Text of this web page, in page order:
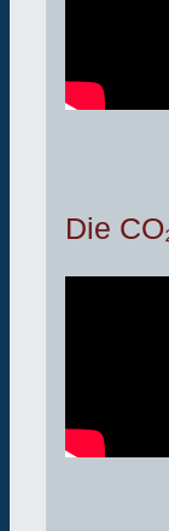
Die